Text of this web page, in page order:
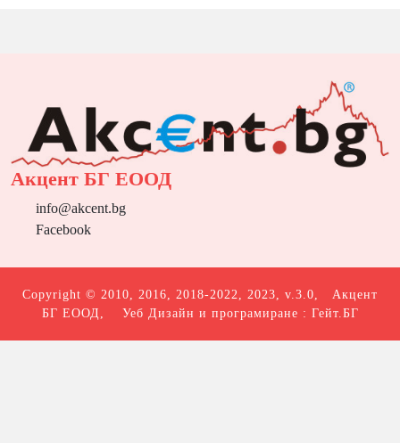
Акцент БГ ЕООД
info@akcent.bg
Facebook
Copyright © 2010, 2016, 2018-2022, 2023, v.3.0, Акцент
БГ ЕООД , Уеб Дизайн и програмиране : Гейт.БГ